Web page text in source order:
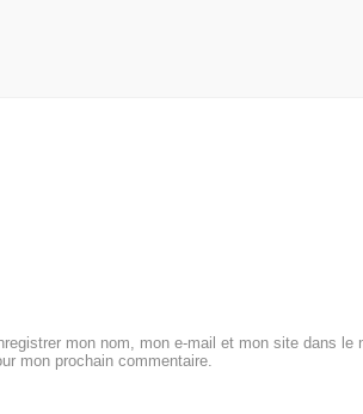
mon nom, mon e-mail et mon site dans le
mon prochain commentaire.